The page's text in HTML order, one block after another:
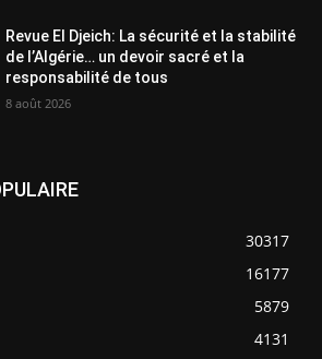
Revue El Djeich: La sécurité et la stabilité
de l’Algérie… un devoir sacré et la
responsabilité de tous
8 août 2026
30317
16177
5879
4131